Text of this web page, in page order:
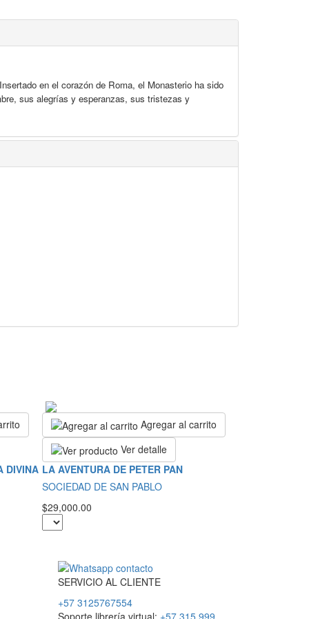
en el corazón de Roma, el Monasterio ha sido
sus alegrías y esperanzas, sus tristezas y
DIVINA
Agregar al carrito
Ver detalle
LA AVENTURA DE PETER PAN
SOCIEDAD DE SAN PABLO
$29,000.00
SERVICIOAL CLIENTE
+57 3125767554
Soporte librería virtual: +57 315 999